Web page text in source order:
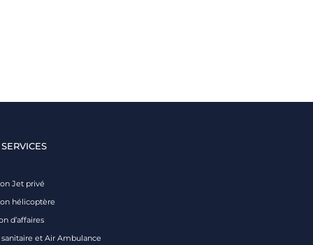
Jet privé
hélicoptère
d’affaires
et Air Ambulance